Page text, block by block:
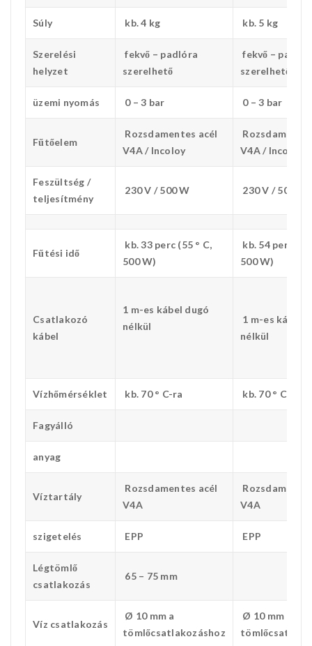
Súly kb. 4 kg kb. 5 kg
Szerelési
helyzet
fekvő – padlóra
szerelhető
fekvő –
szerelhető
üzemi nyomás 0 – 3 bar 0 – 3 bar
Fűtőelem
Rozsdamentes acél
V4A / Incoloy
V4A / Incoloy
Feszültség /
teljesítmény
230 V / 500 W 230 V / 500 W
Fűtési idő
kb. 33 perc (55 ° C,
500 W)
kb. 54 perc (55
500 W)
Csatlakozó
kábel
1 m-es kábel dugó
nélkül
1 m-es kábel
nélkül
Vízhőmérséklet kb. 70 ° C-ra kb. 70 ° C-ra
Fagyálló
anyag
Víztartály
Rozsdamentes acél
V4A
V4A
szigetelés EPP EPP
Légtömlő
csatlakozás
65 – 75 mm
Víz csatlakozás
Ø 10 mm a
tömlőcsatlakozáshoz
Ø 10 mm a